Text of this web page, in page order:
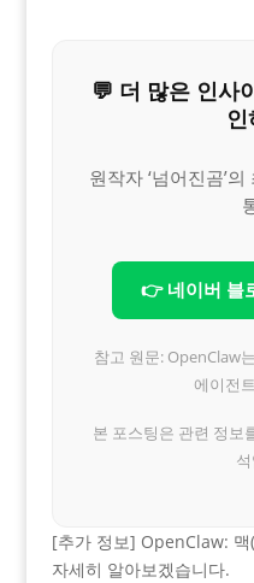
💬 더 많은 인사
원작자 ‘넘어진곰’
👉 네이버 블
참고 원문: OpenClaw
에이전
본 포스팅은 관련 정보
[추가 정보] OpenClaw:
자세히 알아보겠습니다.